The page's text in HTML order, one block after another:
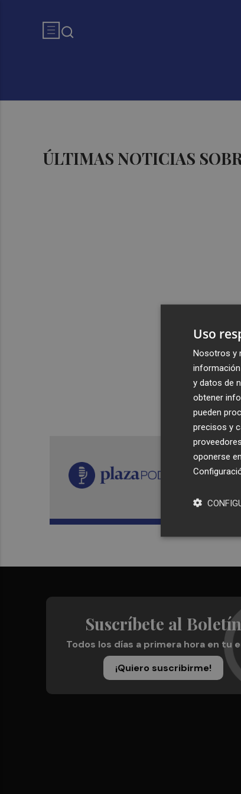
ÚLTIMAS NOTICIAS
Suscríbete al Boletín
Todos los días a primera hora en tu
¡Quiero suscribirme!
Uso
Nosotros y
y datos de
obtener
pueden
precisos y
oponerse en